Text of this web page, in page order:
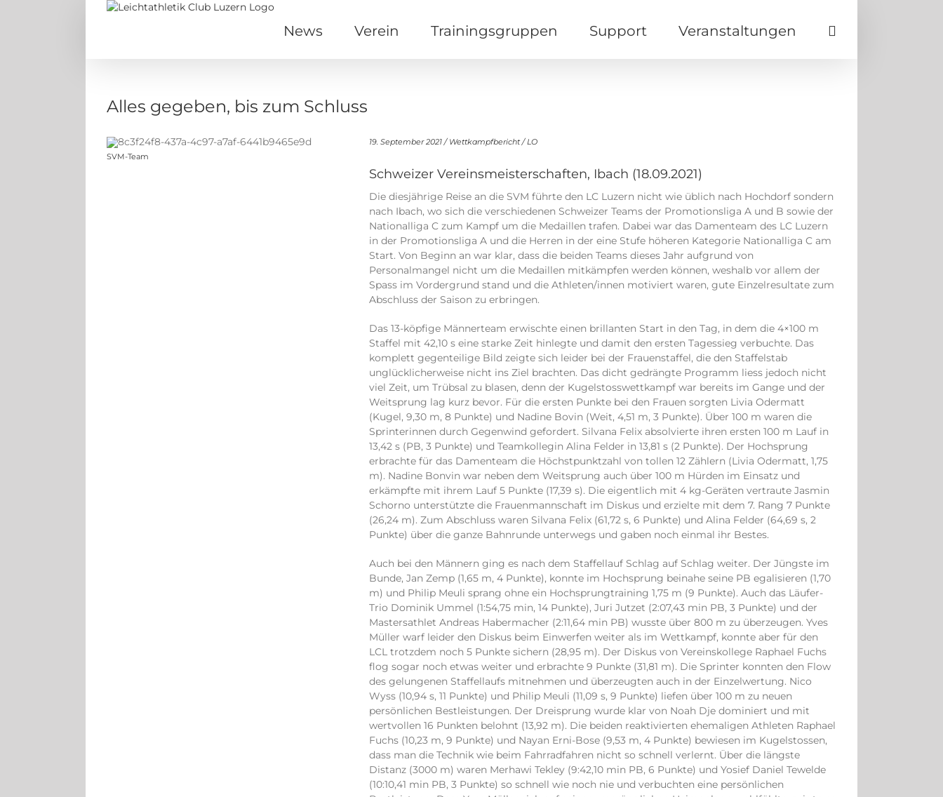
News Verein Trainingsgruppen Support Veranstaltungen
Alles gegeben, bis zum Schluss
SVM-Team
19. September 2021 / Wettkampfbericht / LO
Schweizer Vereinsmeisterschaften, Ibach (18.09.2021)
Die diesjährige Reise an die SVM führte den LC Luzern nicht wie üblich nach Hochdorf sondern
nach Ibach, wo sich die verschiedenen Schweizer Teams der Promotionsliga A und B sowie der
Nationalliga C zum Kampf um die Medaillen trafen. Dabei war das Damenteam des LC Luzern
in der Promotionsliga A und die Herren in der eine Stufe höheren Kategorie Nationalliga C am
Start.Von Beginn an war klar, dass die beiden Teams dieses Jahr aufgrund von
Personalmangel nicht um die Medaillen mitkämpfen werden können, weshalb vor allem der
Spass im Vordergrund stand und die Athleten/innen motiviert waren, gute Einzelresultate zum
Abschluss der Saison zu erbringen.
Das 13-köpfige Männerteam erwischte einen brillanten Start in den Tag, in dem die 4×100 m
Staffel mit 42,10 s eine starke Zeit hinlegte und damit den ersten Tagessieg verbuchte. Das
komplett gegenteilige Bild zeigte sich leider bei der Frauenstaffel, die den Staffelstab
unglücklicherweise nicht ins Ziel brachten. Das dicht gedrängte Programm liess jedoch nicht
viel Zeit, um Trübsal zu blasen, denn der Kugelstosswettkampf war bereits im Gange und der
Weitsprung lag kurz bevor. Für die ersten Punkte bei den Frauen sorgten Livia Odermatt
(Kugel, 9,30 m, 8 Punkte) und Nadine Bovin (Weit, 4,51 m, 3 Punkte). Über 100 m waren die
Sprinterinnen durch Gegenwind gefordert. Silvana Felix absolvierte ihren ersten 100 m Lauf in
13,42 s (PB, 3 Punkte) und Teamkollegin Alina Felder in 13,81 s (2 Punkte). Der Hochsprung
erbrachte für das Damenteam die Höchstpunktzahl von tollen 12 Zählern (Livia Odermatt, 1,75
m). Nadine Bonvin war neben dem Weitsprung auch über 100 m Hürden im Einsatz und
erkämpfte mit ihrem Lauf 5 Punkte (17,39 s). Die eigentlich mit 4 kg-Geräten vertraute Jasmin
Schorno unterstützte die Frauenmannschaft im Diskus und erzielte mit dem 7. Rang 7 Punkte
(26,24 m). Zum Abschluss waren Silvana Felix (61,72 s, 6 Punkte) und Alina Felder (64,69 s, 2
Punkte) über die ganze Bahnrunde unterwegs und gaben noch einmal ihr Bestes.
Auch bei den Männern ging es nach dem Staffellauf Schlag auf Schlag weiter. Der Jüngste im
Bunde, Jan Zemp (1,65 m, 4 Punkte), konnte im Hochsprung beinahe seine PB egalisieren (1,70
m) und Philip Meuli sprang ohne ein Hochsprungtraining 1,75 m (9 Punkte). Auch das Läufer-
Trio Dominik Ummel (1:54,75 min, 14 Punkte), Juri Jutzet (2:07,43 min PB, 3 Punkte) und der
Mastersathlet Andreas Habermacher (2:11,64 min PB) wusste über 800 m zu überzeugen. Yves
Müller warf leider den Diskus beim Einwerfen weiter als im Wettkampf, konnte aber für den
LCL trotzdem noch 5 Punkte sichern (28,95 m). Der Diskus von Vereinskollege Raphael Fuchs
flog sogar noch etwas weiter und erbrachte 9 Punkte (31,81 m). Die Sprinter konnten den Flow
des gelungenen Staffellaufs mitnehmen und überzeugten auch in der Einzelwertung. Nico
Wyss (10,94 s, 11 Punkte) und Philip Meuli (11,09 s, 9 Punkte) liefen über 100 m zu neuen
persönlichen Bestleistungen. Der Dreisprung wurde klar von Noah Dje dominiert und mit
wertvollen 16 Punkten belohnt (13,92 m). Die beiden reaktivierten ehemaligen Athleten Raphael
Fuchs (10,23 m, 9 Punkte) und Nayan Erni-Bose (9,53 m, 4 Punkte) bewiesen im Kugelstossen,
dass man die Technik wie beim Fahrradfahren nicht so schnell verlernt. Über die längste
Distanz (3000 m) waren Merhawi Tekley (9:42,10 min PB, 6 Punkte) und Yosief Daniel Tewelde
(10:10,41 min PB, 3 Punkte) so schnell wie noch nie und verbuchten eine persönlichen